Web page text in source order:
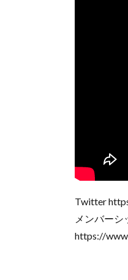
Twitter
メンバーシ
https://